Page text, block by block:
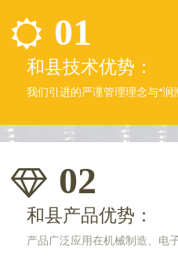
01
和县技术优势：
我们引进的严谨管理理念与*
02
和县产品优势：
产品广泛应用在机械制造、电